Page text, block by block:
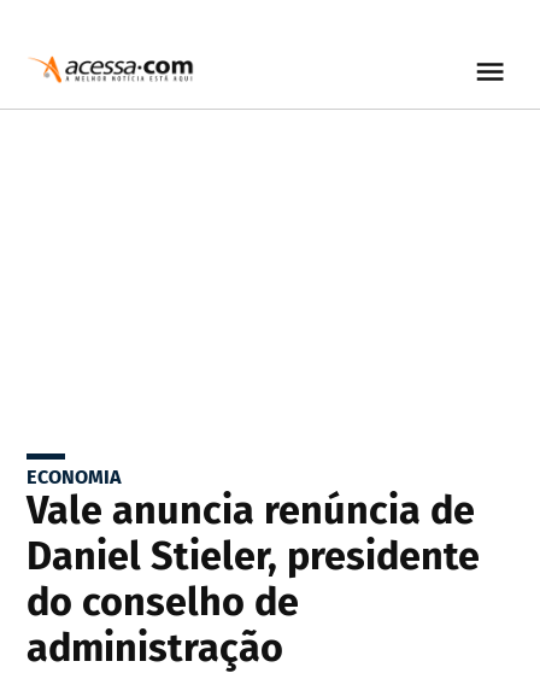
ECONOMIA
Vale anuncia renúncia de
Daniel Stieler, presidente
do conselho de
administração